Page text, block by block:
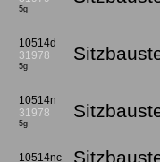
5g
10514d
31978
5g
10514n
31978
5g
10514nc